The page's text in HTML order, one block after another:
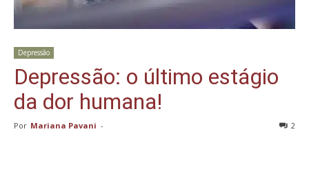
Depressão
Depressão: o último estágio
da dor humana!
Por Mariana Pavani - 2